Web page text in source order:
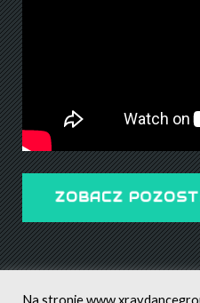
ZOBACZ
Na stronie